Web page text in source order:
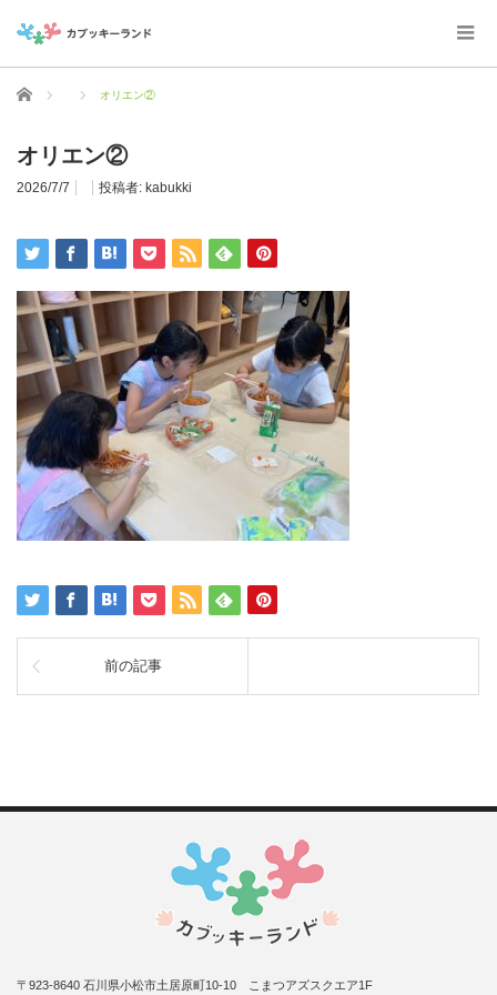
ホーム オリエン②
オリエン②
2026/7/7 投稿者: kabukki
前の記事
〒923-8640 石川県小松市土居原町10-10 こまつアズスクエア1F